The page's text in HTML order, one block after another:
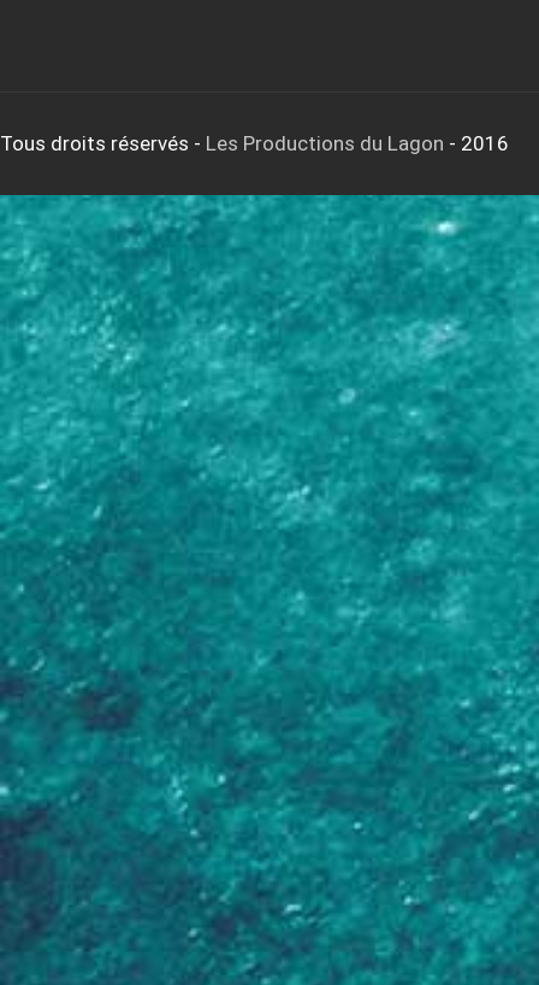
Tous droits réservés - Les Productions du Lagon - 2016